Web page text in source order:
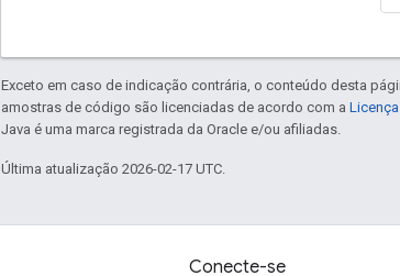
Exceto em caso de indicação contrária, o conteúdo desta
amostras de código são licenciadas de acordo com a
Java é uma marca registrada da Oracle e/ou afiliadas.
Última atualização 2026-02-17 UTC.
Conecte-se